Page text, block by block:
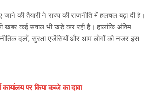
जाने की तैयारी ने राज्य की राजनीति में हलचल बढ़ा दी है।
खबर कई सवाल भी खड़े कर रही है। हालांकि अंतिम
दलों, सुरक्षा एजेंसियों और आम लोगों की नजर इस
पर किया कब्जे का दावा